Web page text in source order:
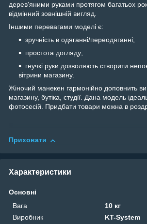
дерев'яними руками протягом багатьох
відмінний зовнішній вигляд.
Іншими перевагами моделі є:
зручність в одяганні/переодяганні;
простота догляду;
гнучкі руки дозволяють створити
вітрини магазину.
Жіночий манекен гармонійно доповнить
магазину, бутіка, студії. Дана модель
фотосесій. Придбати товари можна в
Приховати
Характеристики
Основні
Вага
10 кг
Виробник
KT-System